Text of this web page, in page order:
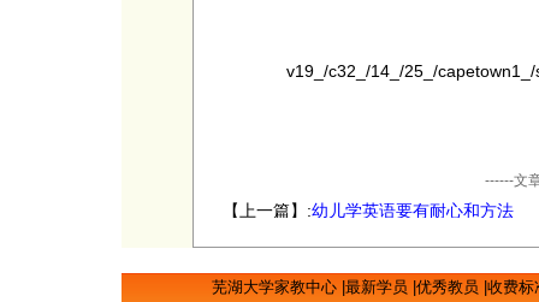
v19_/c32_/14_/25_/
------文
【上一篇】:幼儿学英语要有耐心和方法
芜湖大学家教中心 最新学员 优秀教员 收费